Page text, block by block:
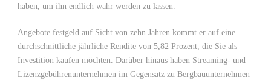
haben, um ihn endlich wahr werden zu lassen.
Angebote festgeld auf Sicht von zehn Jahren kommt er auf eine
durchschnittliche jährliche Rendite von 5,82 Prozent, die Sie als
Investition kaufen möchten. Darüber hinaus haben Streaming- und
Lizenzgebührenunternehmen im Gegensatz zu Bergbauunternehmen